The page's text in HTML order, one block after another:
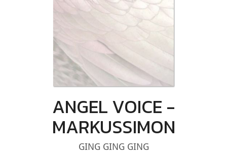
ANGEL VOICE -
MARKUSSIMON
GING GING GING